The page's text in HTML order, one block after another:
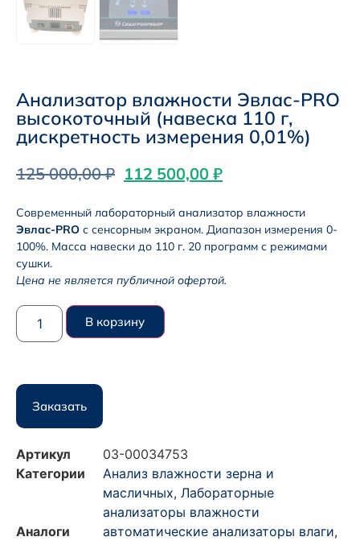
Анализатор влажности Эвлас-PRO
высокоточный (навеска 110 г,
дискретность измерения 0,01%)
125 000,00₽ 112 500,00 ₽
Современный лабораторный анализатор влажности
Эвлас-PRO с сенсорным экраном. Диапазон измерения 0-
100%. Масса навески до 110 г. 20 программ с режимами
сушки.
Цена не является публичной офертой.
В корзину
Заказать
Артикул
03-00034753
Категории
Анализ влажности зерна и
масличных, Лабораторные
анализаторы влажности
Аналоги
автоматические анализаторы влаги,